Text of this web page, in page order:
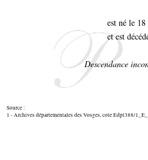
est né le
et est
Descendance
Source :
1 - Archives départementales des Vosges, cote Edpt388/